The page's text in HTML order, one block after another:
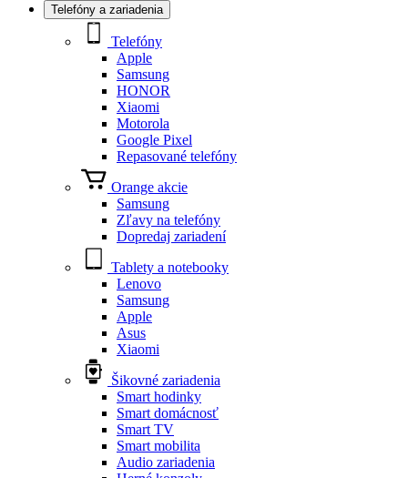
Telefóny a zariadenia
Telefóny
Apple
Samsung
HONOR
Xiaomi
Motorola
Google Pixel
Repasované telefóny
Orange akcie
Samsung
Zľavy na telefóny
Dopredaj zariadení
Tablety a notebooky
Lenovo
Samsung
Apple
Asus
Xiaomi
Šikovné zariadenia
Smart hodinky
Smart domácnosť
Smart TV
Smart mobilita
Audio zariadenia